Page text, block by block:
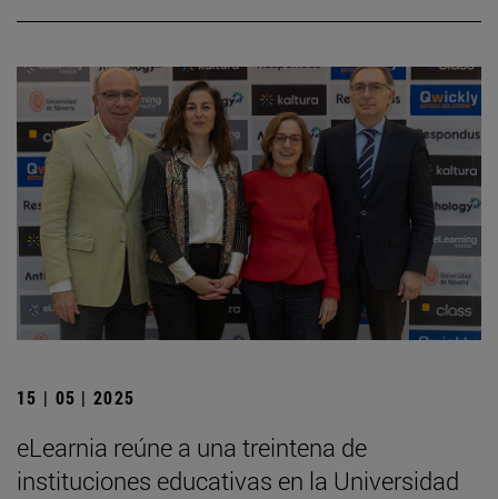
15 | 05 | 2025
eLearnia reúne a una treintena de
instituciones educativas en la Universidad